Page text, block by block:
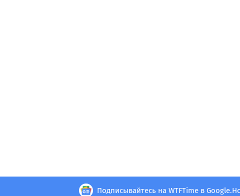
Подписывайтесь на WTFTime в